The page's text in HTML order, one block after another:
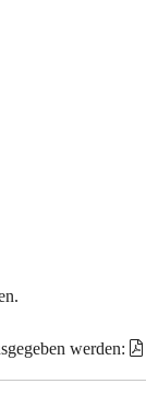
werden: